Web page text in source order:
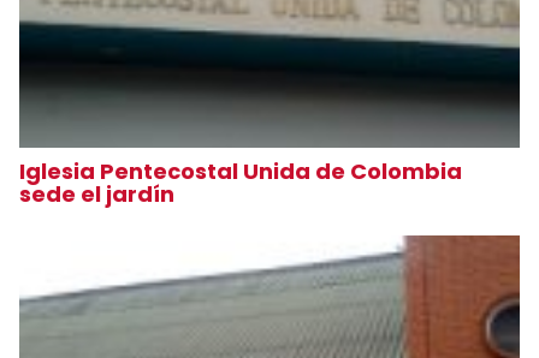
Iglesia Pentecostal Unida de Colombia
sede el jardín